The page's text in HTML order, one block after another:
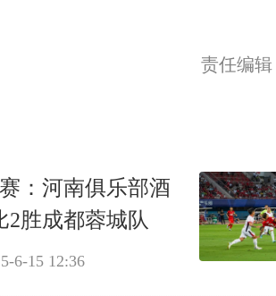
责任编
：河南俱乐部酒
2胜成都蓉城队
6-15 12:36